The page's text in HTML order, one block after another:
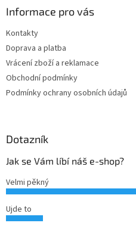
Informace pro vás
Kontakty
Doprava a platba
Vrácení zboží a reklamace
Obchodní podmínky
Podmínky ochrany osobních údajů
Dotazník
Jak se Vám líbí náš e-shop?
Velmi pěkný
Ujde to